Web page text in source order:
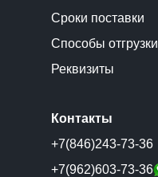
Сроки поставки
Способы отгрузки
Реквизиты
Контакты
+7(846)243-73-36
+7(962)603-73-36